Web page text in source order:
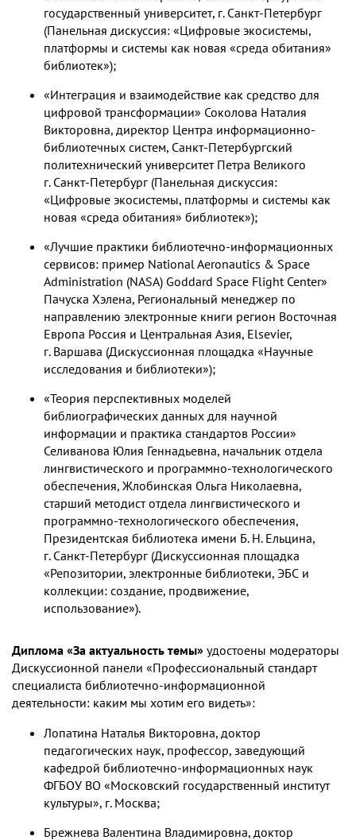
государственный университет, г. Санкт-Петербург
(Панельная дискуссия: «Цифровые экосистемы,
платформы и системы как новая «среда обитания»
библиотек»);
«Интеграция и взаимодействие как средство для
цифровой трансформации» Соколова Наталия
Викторовна, директор Центра информационно-
библиотечных систем, Санкт-Петербургский
политехнический университет Петра Великого
г. Санкт-Петербург (Панельная дискуссия:
«Цифровые экосистемы, платформы и системы как
новая «среда обитания» библиотек»);
«Лучшие практики библиотечно-информационных
сервисов: пример National Aeronautics & Space
Administration (NASA) Goddard Space Flight Center»
Пачуска Хэлена, Региональный менеджер по
направлению электронные книги регион Восточная
Европа Россия и Центральная Азия, Elsevier,
г. Варшава (Дискуссионная площадка «Научные
исследования и библиотеки»);
«Теория перспективных моделей
библиографических данных для научной
информации и практика стандартов России»
Селиванова Юлия Геннадьевна, начальник отдела
лингвистического и программно-технологического
обеспечения, Жлобинская Ольга Николаевна,
старший методист отдела лингвистического и
программно-технологического обеспечения,
Президентская библиотека имени Б. Н. Ельцина,
г. Санкт-Петербург (Дискуссионная площадка
«Репозитории, электронные библиотеки, ЭБС и
коллекции: создание, продвижение,
использование»).
Диплома «За актуальность темы» удостоены модераторы
Дискуссионной панели «Профессиональный стандарт
специалиста библиотечно-информационной
деятельности: каким мы хотим его видеть»:
Лопатина Наталья Викторовна, доктор
педагогических наук, профессор, заведующий
кафедрой библиотечно-информационных наук
ФГБОУ ВО «Московский государственный институт
культуры», г. Москва;
Брежнева Валентина Владимировна, доктор